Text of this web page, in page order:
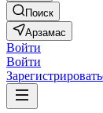
Поиск
Арзамас
Войти
Войти